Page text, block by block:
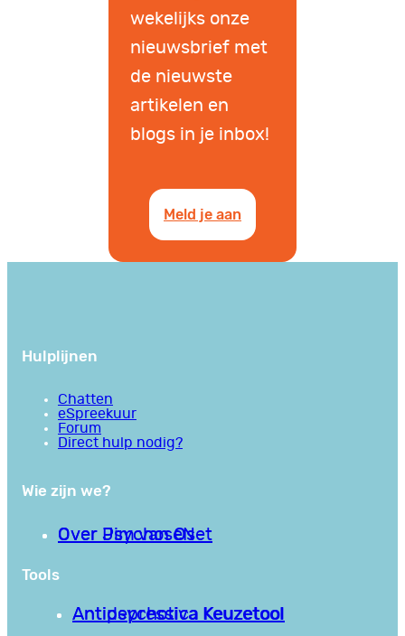
wekelijks onze
nieuwsbrief met
de nieuwste
artikelen en
blogs in je inbox!
Meld je aan
Hulplijnen
Chatten
eSpreekuur
Forum
Direct hulp nodig?
Wie zijn we?
Over PsychoseNet
Over Jim van Os
Tools
Antipsychotica Keuzetool
Antidepressiva Keuzetool